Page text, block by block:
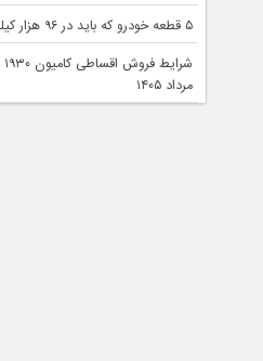
۵ قطعه خودرو که باید در ۹۶ هزار کیلومتر عوض کنید
مرداد ۱۴۰۵